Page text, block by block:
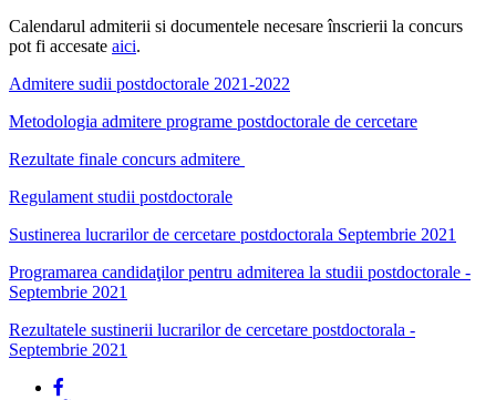
Calendarul admiterii si documentele necesare înscrierii la concurs
pot fi accesate aici.
Admitere sudii postdoctorale 2021-2022
Metodologia admitere programe postdoctorale de cercetare
Rezultate finale concurs admitere
Regulament studii postdoctorale
Sustinerea lucrarilor de cercetare postdoctorala Septembrie 2021
Programarea candidaţilor pentru admiterea la studii postdoctorale -
Septembrie 2021
Rezultatele sustinerii lucrarilor de cercetare postdoctorala -
Septembrie 2021